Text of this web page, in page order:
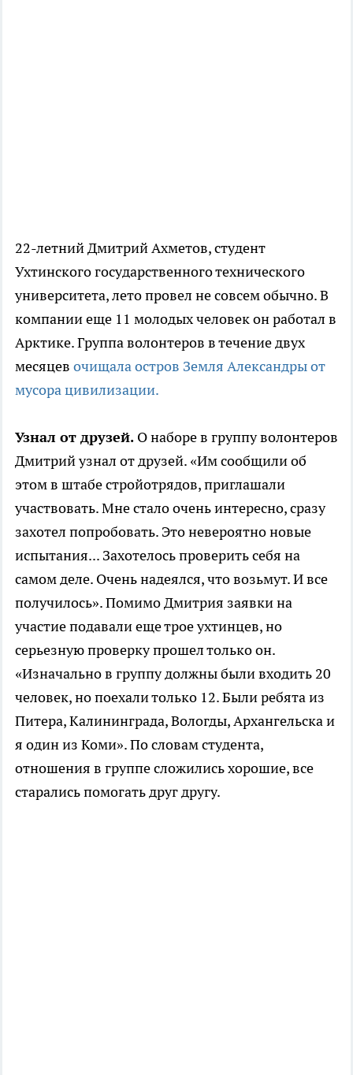
22-летний Дмитрий Ахметов, студент
Ухтинского государственного технического
университета, лето провел не совсем обычно. В
компании еще 11 молодых человек он работал в
Арктике. Группа волонтеров в течение двух
месяцев очищала остров Земля Александры от
мусора цивилизации.
Узнал от друзей. О наборе в группу волонтеров
Дмитрий узнал от друзей. «Им сообщили об
этом в штабе стройотрядов, приглашали
участвовать. Мне стало очень интересно, сразу
захотел попробовать. Это невероятно новые
испытания... Захотелось проверить себя на
самом деле. Очень надеялся, что возьмут. И все
получилось». Помимо Дмитрия заявки на
участие подавали еще трое ухтинцев, но
серьезную проверку прошел только он.
«Изначально в группу должны были входить 20
человек, но поехали только 12. Были ребята из
Питера, Калининграда, Вологды, Архангельска и
я один из Коми». По словам студента,
отношения в группе сложились хорошие, все
старались помогать друг другу.